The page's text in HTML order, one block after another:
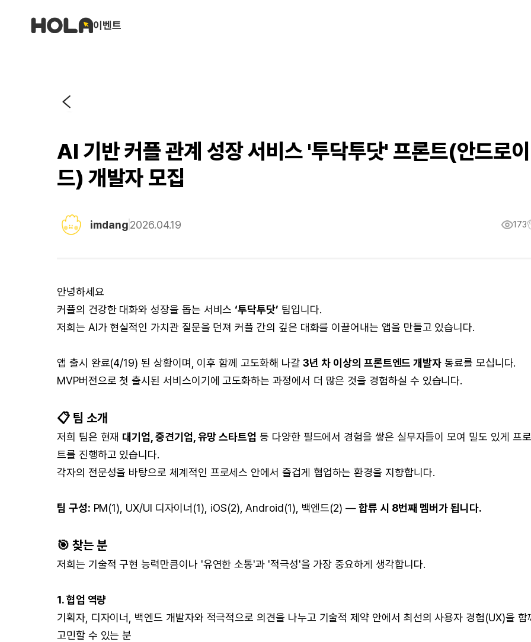
이벤트
AI 기반 커플 관계 성장 서비스 '투닥투닷' 프론트(안드로이
드) 개발자 모집
imdang2026.04.19 173
안녕하세요
커플의 건강한 대화와 성장을 돕는 서비스‘투닥투닷’ 팀입니다.
저희는 AI가 현실적인 가치관 질문을 던져 커플 간의 깊은 대화를 이끌어내는 앱을 만들고 있습니다.
앱 출시 완료(4/19) 된 상황이며, 이후 함께 고도화해 나갈3년 차 이상의 프론트엔드 개발자 동료를 모십니다.
MVP버전으로 첫 출시된 서비스이기에 고도화하는 과정에서 더 많은 것을 경험하실 수 있습니다.
📋 팀 소개
저희 팀은 현재 대기업, 중견기업, 유망 스타트업 등 다양한 필드에서 경험을 쌓은 실무자들이 모여 밀도 있게 프
트를 진행하고 있습니다.
각자의 전문성을 바탕으로 체계적인 프로세스 안에서 즐겁게 협업하는 환경을 지향합니다.
팀 구성: PM(1), UX/UI 디자이너(1), iOS(2), Android(1), 백엔드(2) —합류 시 8번째 멤버가 됩니다.
🎯 찾는 분
저희는 기술적 구현 능력만큼이나 '유연한 소통'과 '적극성'을 가장 중요하게 생각합니다.
1. 협업 역량
기획자, 디자이너, 백엔드 개발자와 적극적으로 의견을 나누고 기술적 제약 안에서 최선의 사용자 경험(UX)을 함
고민할 수 있는 분